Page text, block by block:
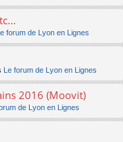
Le forum de Lyon en Lignes
Le forum de Lyon en Lignes
2016 (Moovit)
de Lyon en Lignes